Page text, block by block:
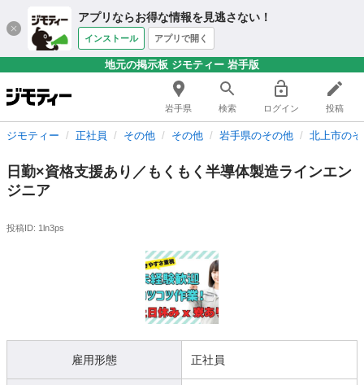
アプリならお得な情報を見逃さない！
インストール アプリで開く
地元の掲示板 ジモティー 岩手版
岩手県 検索 ログイン 投稿
ジモティー 正社員 その他 その他 岩手県のその他 北上市の
日勤×資格支援あり／もくもく半導体製造ラインエン
ジニア
投稿ID: 1ln3ps
雇用形態 正社員